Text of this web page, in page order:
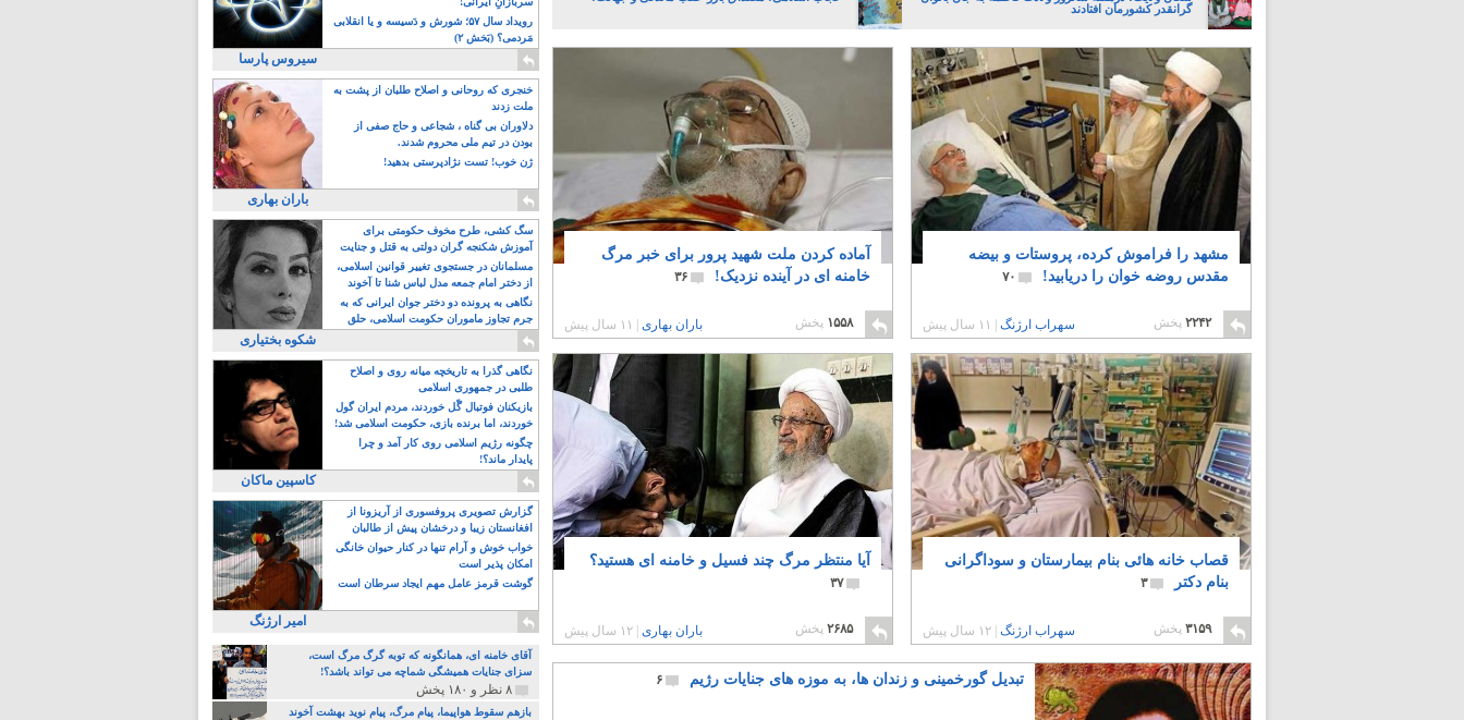
گرانقدر کشورمان افتادند
مشهد را فراموش کرده، پروستات و بیضه
مقدس روضه خوان را دریابید!
۷۰
۲۲۴۲ پخش سهراب ارژنگ ۱۱ سال پیش
آماده کردن ملت شهید پرور برای خبر مرگ
خامنه ای در آینده نزدیک!
۳۶
۱۵۵۸ پخش باران بهاری ۱۱ سال پیش
قصاب خانه هائی بنام بیمارستان و سوداگرانی
بنام دکتر
۳
۳۱۵۹ پخش سهراب ارژنگ |۱۲ سال پیش
آیا منتظر مرگ چند فسیل و خامنه ای هستید؟
۳۷
۲۶۸۵پخش باران بهاری ۱۲ سال پیش
تبدیل گورخمینی و زندان ها، به موزه های جنایات رژیم ۶
رویداد سال ۵۷؛ شورش و دَسیسه و یا انقلابی
مَردمی؟ (بَخش ۲)
سیروس پارسا
خنجری که روحانی و اصلاح طلبان از پشت به
ملت زدند
دلاوران بی گناه ، شجاعی و حاج صفی از
بودن در تیم ملی محروم شدند.
ژن خوب! تست نژادپرستی بدهید!
باران بهاری
سگ کشی، طرح مخوف حکومتی برای
آموزش شکنجه گران دولتی به قتل و جنایت
بیشتر
مسلمانان در جستجوی تغییر قوانین اسلامی،
از دختر امام جمعه مدل لباس شنا تا آخوند
مسلمان همجنسگرا!
نگاهی به پرونده دو دختر جوان ایرانی که به
جرم تجاوز ماموران حکومت اسلامی، حلق
آویز شدند!
شکوه بختیاری
نگاهی گذرا به تاریخچه میانه روی و اصلاح
طلبی در جمهوری اسلامی
بازیکنان فوتبال گًل خوردند، مردم ایران گول
خوردند، اما برنده بازی، حکومت اسلامی شد!
چگونه رژیم اسلامی روی کار آمد و چرا
پایدار ماند؟!
کاسپین ماکان
گزارش تصویری پروفسوری از آریزونا از
افغانستان زیبا و درخشان پیش از طالبان
خواب خوش و آرام تنها در کنار حیوان خانگی
امکان پذیر است
گوشت قرمز عامل مهم ایجاد سرطان است
امیر ارژنگ
آقای خامنه ای، همانگونه که توبه گرگ مرگ است،
سزای جنایات همیشگی شماچه می تواند باشد؟!
۸ نظر و ۱۸۰ پخش
بازهم سقوط هواپیما، پیام مرگ، پیام نوید بهشت آخوند